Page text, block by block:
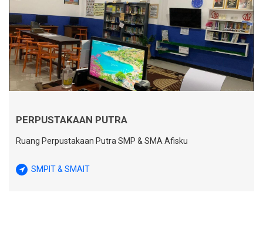
PERPUSTAKAAN PUTRA
Ruang Perpustakaan Putra SMP & SMA Afisku
SMPIT & SMAIT